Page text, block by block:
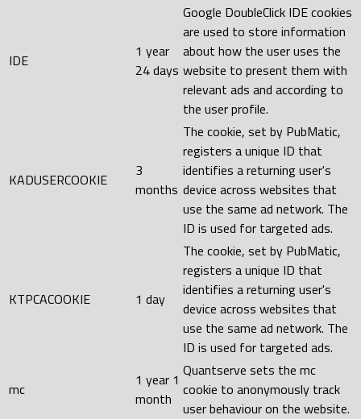
IDE
1 year
24 days
Google DoubleClick IDE cookies
are used to store information
about how the user uses the
website to present them with
relevant ads and according to
the user profile.
KADUSERCOOKIE
3
months
The cookie, set by PubMatic,
registers a unique ID that
identifies a returning user's
device across websites that
use the same ad network. The
ID is used for targeted ads.
KTPCACOOKIE 1 day
The cookie, set by PubMatic,
registers a unique ID that
identifies a returning user's
device across websites that
use the same ad network. The
ID is used for targeted ads.
mc
1 year 1
month
Quantserve sets the mc
cookie to anonymously track
user behaviour on the website.